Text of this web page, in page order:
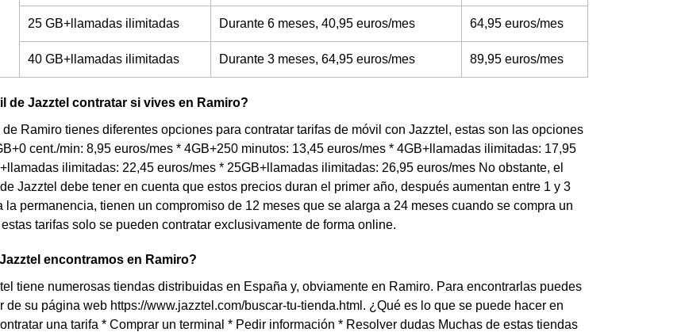
25 GB+llamadas ilimitadas Durante 6 meses, 40,95 euros/mes 64,95 euros/mes
40 GB+llamadas ilimitadas Durante 3 meses, 64,95 euros/mes 89,95 euros/mes
de Jazztel contratar si vives en Ramiro?
Ramiro tienes diferentes opciones para contratar tarifas de móvil con Jazztel, estas son las opciones
cent./min: 8,95 euros/mes * 4GB+250 minutos: 13,45 euros/mes * 4GB+llamadas ilimitadas: 17,95
ilimitadas: 22,45 euros/mes * 25GB+llamadas ilimitadas: 26,95 euros/mes No obstante, el
Jazztel debe tener en cuenta que estos precios duran el primer año, después aumentan entre 1 y 3
la permanencia, tienen un compromiso de 12 meses que se alarga a 24 meses cuando se compra un
tarifas solo se pueden contratar exclusivamente de forma online.
encontramos en Ramiro?
tiene numerosas tiendas distribuidas en España y, obviamente en Ramiro. Para encontrarlas puedes
de su página web https://www.jazztel.com/buscar-tu-tienda.html. ¿Qué es lo que se puede hacer en
una tarifa * Comprar un terminal * Pedir información * Resolver dudas Muchas de estas tiendas